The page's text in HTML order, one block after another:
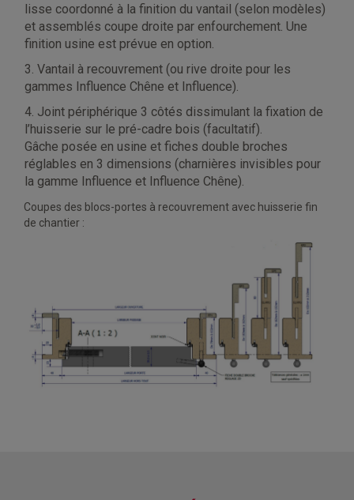
lisse coordonné à la finition du vantail (selon modèles)
et assemblés coupe droite par enfourchement. Une
finition usine est prévue en option.
3. Vantail à recouvrement (ou rive droite pour les
gammes Influence Chêne et Influence).
4. Joint périphérique 3 côtés dissimulant la fixation de
l’huisserie sur le pré-cadre bois (facultatif).
Gâche posée en usine et fiches double broches
réglables en 3 dimensions (charnières invisibles pour
la gamme Influence et Influence Chêne).
Coupes des blocs-portes à recouvrement avec huisserie fin
de chantier :